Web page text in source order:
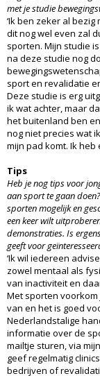
met je studie
‘Ik ben zeker al
dit nog wel even zal
sporten. Mijn studie
na deze studie nog
sport en revalidatie
Deze studie is erg
ik wat achter, maar
het buitenland ben
nog niet precies wat
mijn pad komt. Ik heb
Tips
Heb je nog tips voor
aan sport te gaan
sporten mogelijk en
een keer wilt
demonstraties. Is
geeft voor
‘Ik wil iedereen
zowel mentaal als
van inactiviteit en
Met sporten
van en het is goed
Nederlandstalige
informatie over de
mailtje sturen, via
geef regelmatig
bedrijven of